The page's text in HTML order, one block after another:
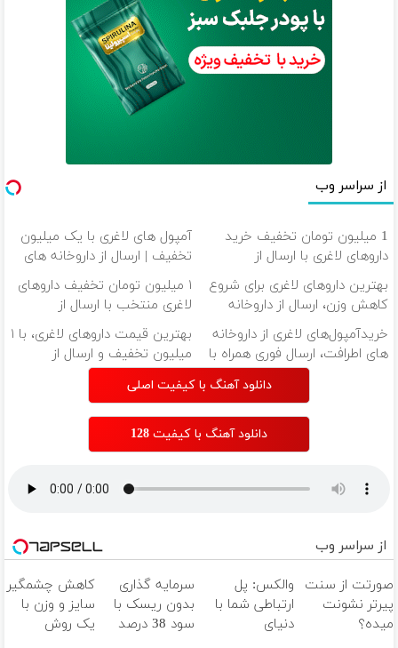
از سراسر وب
1 میلیون تومان تخفیف خرید
داروهای لاغری با ارسال از
داروخانه و پک یخ!
آمپول های لاغری با یک میلیون
تخفیف | ارسال از داروخانه های
معتبر
بهترین داروهای لاغری برای شروع
کاهش وزن، ارسال از داروخانه
های نزدیکت!
۱ میلیون تومان تخفیف داروهای
لاغری منتخب با ارسال از
داروخانه نزدیکت
خریدآمپول‌های لاغری از داروخانه
های اطرافت، ارسال فوری همراه با
بهترین قیمت داروهای لاغری، با ۱
میلیون تخفیف و ارسال از
داروخانه‌
دانلود آهنگ با کیفیت اصلی
دانلود آهنگ با کیفیت 128
از سراسر وب
صورتت از سنت
پیرتر نشونت
میده؟
والکس: پل
ارتباطی شما با
دنیای
سرمایه گذاری
بدون ریسک با
سود 38 درصد
کاهش چشمگیر
سایز و وزن با
یک روش